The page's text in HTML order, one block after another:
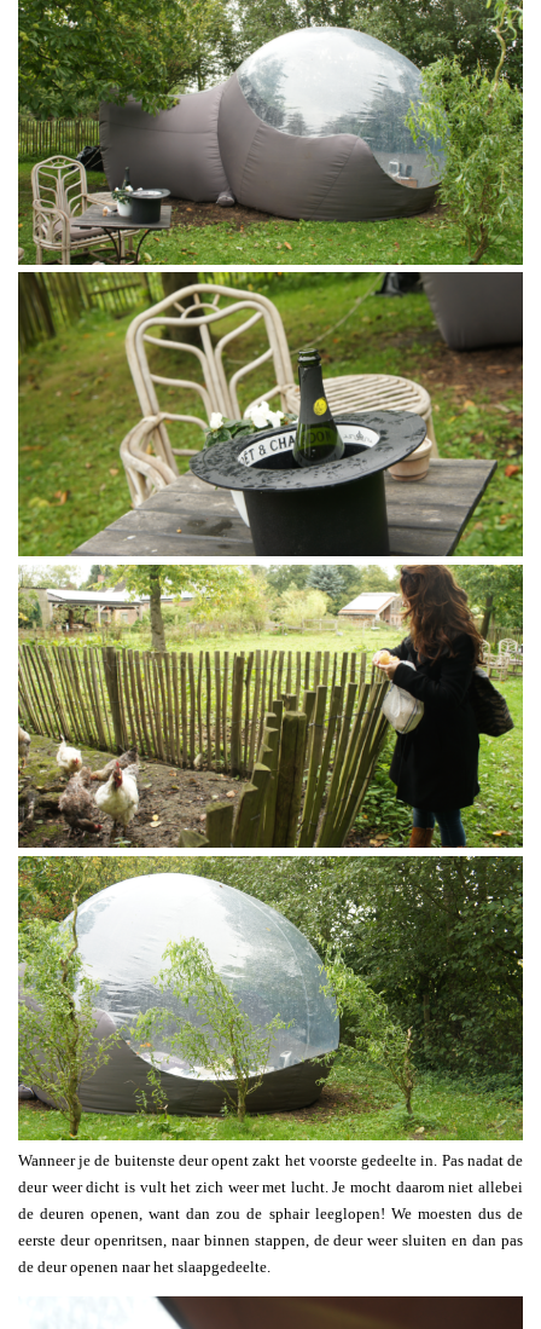
Wanneer je de buitenste deur opent zakt het voorste gedeelte in. Pas nadat de
deur weer dicht is vult het zich weer met lucht. Je mocht daarom niet allebei
de deuren openen, want dan zou de sphair leeglopen! We moesten dus de
eerste deur openritsen, naar binnen stappen, de deur weer sluiten en dan pas
de deur openen naar het slaapgedeelte.